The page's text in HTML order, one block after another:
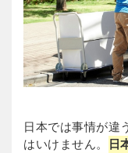
日本では事情が違
はいけません。
日